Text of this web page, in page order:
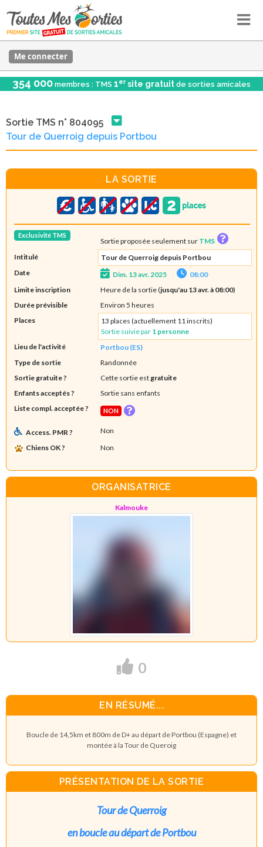
Me connecter
354 000 membres : TMS 1er site gratuit de sorties amicales
Sortie TMS n° 804095
Tour de Querroig depuis Portbou
LA SORTIE
Exclusivité TMS
Sortie proposée seulement sur TMS
Intitulé
Tour de Querroig depuis Portbou
Date
Dim. 13 avr. 2025
08:00
Limite inscription
Heure de la sortie (jusqu'au 13 avr. à 08:00)
Durée prévisible
Environ 5 heures
Places
13 places (actuellement 11 inscrits)
Sortie suivie par 1 personne
Lieu de l'activité
Portbou (ES)
Type de sortie
Randonnée
Sortie gratuite ?
Cette sortie est gratuite
Enfants acceptés ?
Sortie sans enfants
Liste compl. acceptée ?
NON
Access. PMR ?
Non
Chiens OK ?
Non
ORGANISATRICE
Kalmouke
0
EN RÉSUMÉ...
Boucle de 14,5km et 800m de D+ au départ de Portbou (Espagne) et
montée à la Tour de Queroig
PRÉSENTATION DE LA SORTIE
Tour de Querroig
en boucle au départ de Portbou